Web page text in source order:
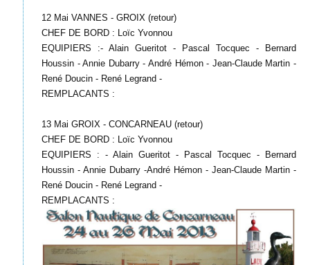
12 Mai VANNES - GROIX (retour)
CHEF DE BORD : Loïc Yvonnou
EQUIPIERS :- Alain Gueritot - Pascal Tocquec - Bernard
Houssin - Annie Dubarry - André Hémon - Jean-Claude Martin -
René Doucin - René Legrand -
REMPLACANTS :
13 Mai GROIX - CONCARNEAU (retour)
CHEF DE BORD : Loïc Yvonnou
EQUIPIERS : - Alain Gueritot - Pascal Tocquec - Bernard
Houssin - Annie Dubarry -André Hémon - Jean-Claude Martin -
René Doucin - René Legrand -
REMPLACANTS :